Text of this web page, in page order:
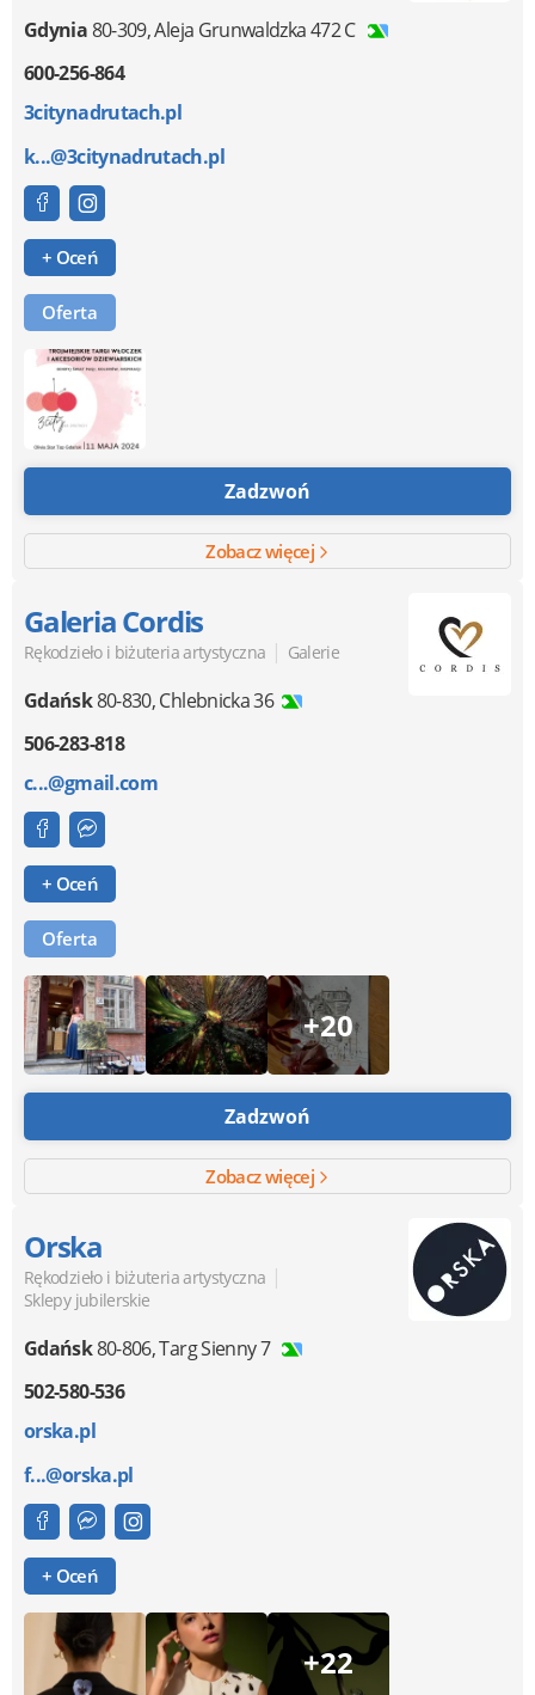
Gdynia80-309,Aleja Grunwaldzka 472 C
600-256-864
3citynadrutach.pl
k...@3citynadrutach.pl
+ Oceń
Oferta
Zadzwoń
Zobacz więcej
Galeria Cordis
Rękodzieło i biżuteria artystyczna | Galerie
Gdańsk80-830,Chlebnicka 36
506-283-818
c...@gmail.com
+ Oceń
Oferta
+20
Zadzwoń
Zobacz więcej
Orska
Rękodzieło i biżuteria artystyczna |
Sklepy jubilerskie
Gdańsk80-806,Targ Sienny 7
502-580-536
orska.pl
f...@orska.pl
+ Oceń
+22